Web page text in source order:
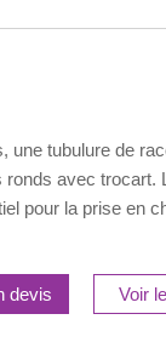
une tubulure de
avec trocart.
pour la prise en
domaines
devis Voir